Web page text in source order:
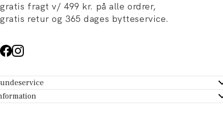
gratis fragt v/ 499 kr. på alle ordrer,
gratis retur og 365 dages bytteservice.
- Hjælpecenter
Tøjeksperten